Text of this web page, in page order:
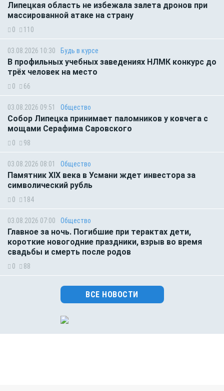
Липецкая область не избежала залета дронов при
массированной атаке на страну
0 110
03.08.2026 10:30 Будь в курсе
В профильных учебных заведениях НЛМК конкурс до
трёх человек на место
0 66
03.08.2026 09:51 Общество
Собор Липецка принимает паломников у ковчега с
мощами Серафима Саровского
0 98
03.08.2026 08:01 Общество
Памятник XIX века в Усмани ждет инвестора за
символический рубль
0 184
03.08.2026 07:00 Общество
Главное за ночь. Погибшие при терактах дети,
короткие новогодние праздники, взрыв во время
свадьбы и смерть после родов
0 88
ВСЕ НОВОСТИ